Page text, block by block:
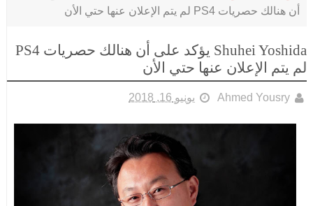
أن هنالك حصريات PS4 لم يتم الإعلان عنها حتي الأن
Shuhei Yoshida يؤكد على أن هنالك حصريات PS4
لم يتم الإعلان عنها حتي الأن
Ahmed Yousry يونيو 16, 2018